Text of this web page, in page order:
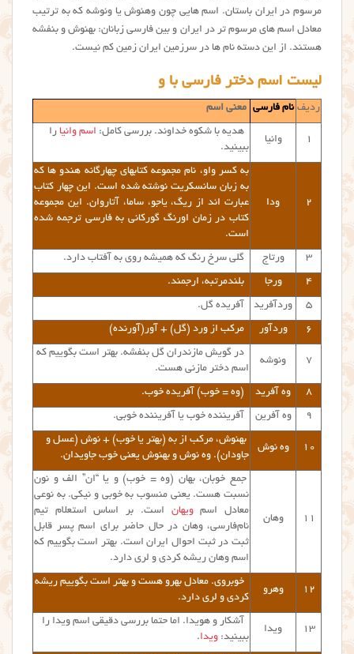
مرسوم در ایران باستان. اسم هایی چون وهنوش یا ونوشه که به ترتیب
معادل اسم های مرسوم تر در ایران و بین فارسی زبانان: بهنوش و بنفشه
هستند. از این دسته نام ها در سرزمین ایران زمین کم نیست.
لیست اسم دختر فارسی با و
ردیف نام فارسی معنی اسم
۱ وانیا
هدیه با شکوه خداوند. بررسی کامل: اسم وانیا را
ببینید.
۲ ودا
به کسر واو، نام مجموعه کتابهای چهارگانه هندو ها که
به زبان سانسکریت نوشته شده است. این چهار کتاب
عبارت اند از ریگ، یاجو، ساما، آتاروان. این مجموعه
کتاب در زمان اورنگ گورکانی به فارسی ترجمه شده
است.
۳ ورتاج گلی سرخ رنگ که همیشه روی به آفتاب دارد.
۴ ورجا بلندمرتبه، ارجمند.
۵ وردآفرید آفریده گل.
۶ وردآور مرکب از ورد (گل) + آور(آورنده)
۷ ونوشه
در گویش مازندران گل بنفشه. بهتر است بگوییم که
اسم دختر مازنی هست.
۸ وه آفرید (وه = خوب) آفریده خوب.
۹ وه آفرین آفریننده خوب یا آفریننده خوبی.
۱۰ وه نوش
بهنوش، مرکب از به (بهتر یا خوب) + نوش (عسل و
جاودان). وه نوش و بهنوش یعنی خوب جاویدان.
۱۱ وهان
جمع خوبان، بهان (وه = خوب) و یا “ان” الف و نون
نسبت هست. یعنی منسوب به خوبی و نیکی. به نوعی
معادل اسمویهان است. بر اساس استعلام تیم
نام‌فارسی، وهان در حال حاضر برای اسم پسر قابل
ثبت در ثبت احوال ایران است. بهتر است بگوییم که
اسم وهان ریشه کردی و لری دارد.
۱۲ وهرو
خوبروی. معادل بهرو هست و بهتر است بگوییم ریشه
کردی و لری دارد.
۱۳ ویدا
آشکار و هویدا. اما حتما بررسی دقیقی اسم ویدا را
ببینید: ویدا.